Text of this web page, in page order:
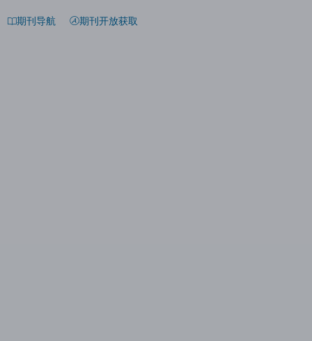
期刊导航 期刊开放获取